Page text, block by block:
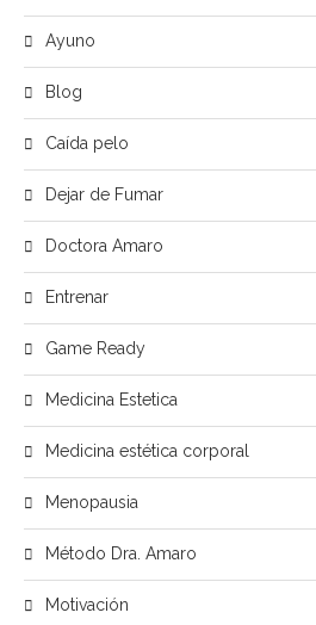
Ayuno
Blog
Caída pelo
Dejar de Fumar
Doctora Amaro
Entrenar
Game Ready
Medicina Estetica
Medicina estética corporal
Menopausia
Método Dra. Amaro
Motivación